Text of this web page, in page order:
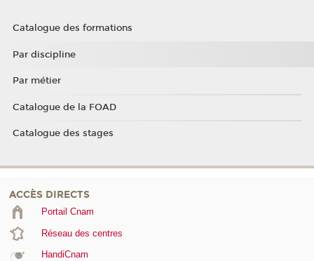
Catalogue des formations
Par discipline
Par métier
Catalogue de la FOAD
Catalogue des stages
ACCÈS DIRECTS
Portail Cnam
Réseau des centres
HandiCnam